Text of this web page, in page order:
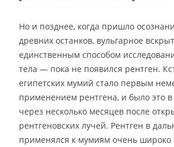
Но и позднее, когда пришло
древних останков, вульгарное
единственным способом
тела — пока не появился рентген.
египетских мумий стало первым
применением рентгена, и было это в
через несколько месяцев после
рентгеновских лучей. Рентген в
применялся к мумиям очень широко